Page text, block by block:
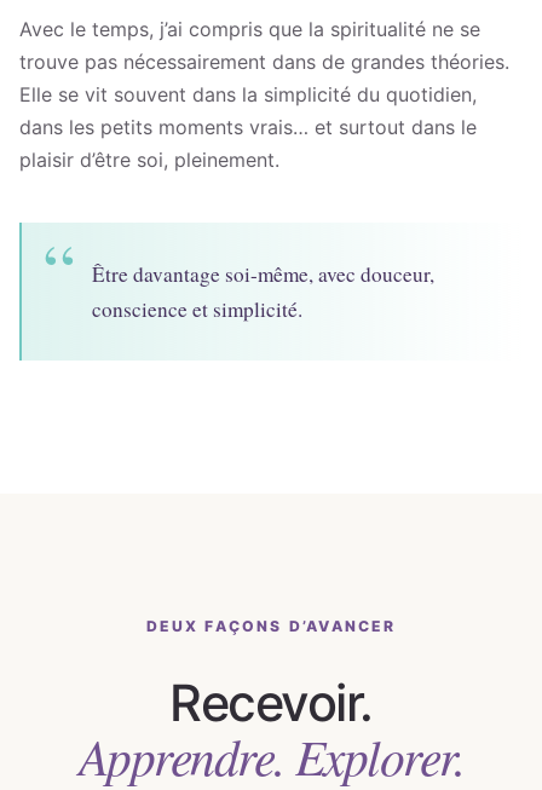
Avec le temps, j’ai compris que la spiritualité ne se
trouve pas nécessairement dans de grandes théories.
Elle se vit souvent dans la simplicité du quotidien,
dans les petits moments vrais… et surtout dans le
plaisir d’être soi, pleinement.
“
Être davantage soi-même, avec douceur,
conscience et simplicité.
DEUX FAÇONS D’AVANCER
Recevoir.
Apprendre. Explorer.